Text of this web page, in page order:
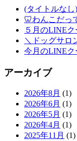
(タイトルなし)
🦷わんこだっ
５月のLINE
＼ドッグサロ
今月のLINEク
アーカイブ
2026年8月 (1)
2026年6月 (1)
2026年5月 (1)
2026年4月 (1)
2025年11月 (1)